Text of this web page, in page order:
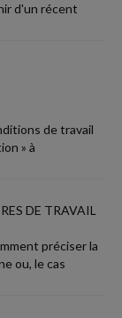
d'un récent
de travail
» à
DE TRAVAIL
préciser la
ou, le cas